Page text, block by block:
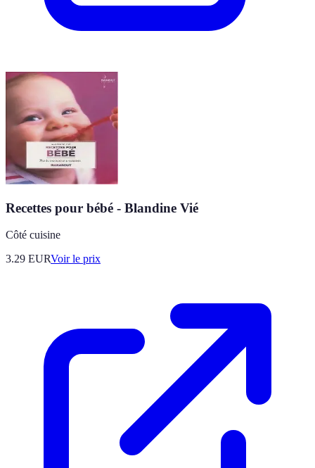
Recettes pour bébé - Blandine Vié
Côté cuisine
3.29 EURVoir le prix